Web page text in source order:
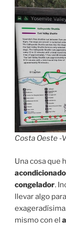
Costa Oeste -
Una cosa que
acondicionado
congelador.
llevar algo
mismo con el